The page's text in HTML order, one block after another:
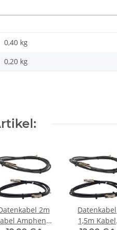
0,40 kg
0,20 kg
2m
Amphenol
Datenkabel
1,5m Kabel